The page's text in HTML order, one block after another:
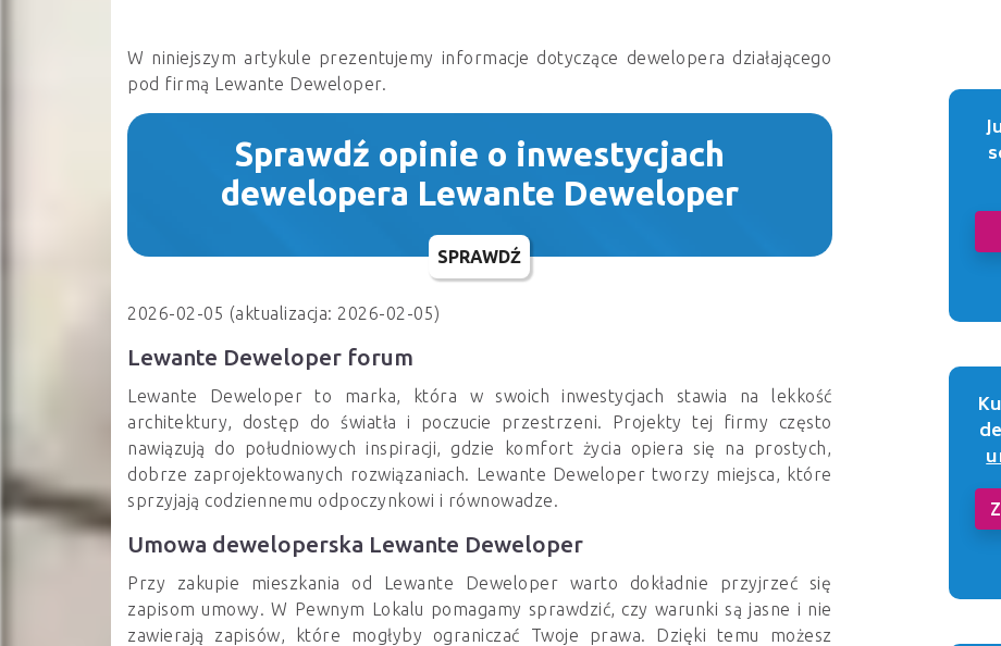
W niniejszym artykule prezentujemy informacje dotyczące dewelopera działającego
pod firmą Lewante Deweloper.
Sprawdź opinie o inwestycjach
dewelopera Lewante Deweloper
SPRAWDŹ
2026-02-05 (aktualizacja: 2026-02-05)
Lewante Deweloper forum
Lewante Deweloper to marka, która w swoich inwestycjach stawia na lekkość
architektury, dostęp do światła i poczucie przestrzeni. Projekty tej firmy często
nawiązują do południowych inspiracji, gdzie komfort życia opiera się na prostych,
dobrze zaprojektowanych rozwiązaniach. Lewante Deweloper tworzy miejsca, które
sprzyjają codziennemu odpoczynkowi i równowadze.
Umowa deweloperska Lewante Deweloper
Przy zakupie mieszkania od Lewante Deweloper warto dokładnie przyjrzeć się
zapisom umowy. W Pewnym Lokalu pomagamy sprawdzić, czy warunki są jasne i nie
zawierają zapisów, które mogłyby ograniczać Twoje prawa. Dzięki temu możesz